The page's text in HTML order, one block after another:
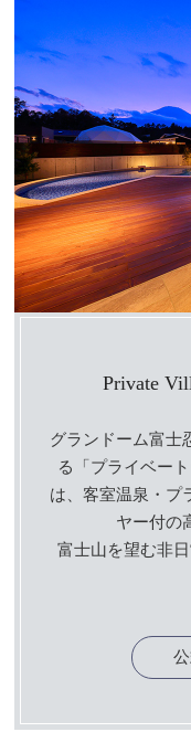
Private
グランドーム富士
る「プライベー
は、客室温泉・プ
ヤー付の
富士山を望む非